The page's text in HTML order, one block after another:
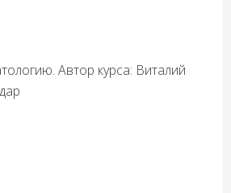
Автор курса: Виталий